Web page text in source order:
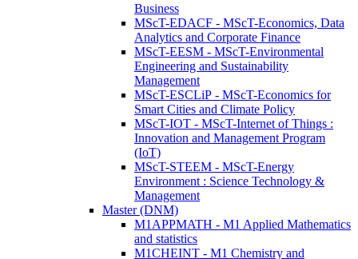
Business
MScT-EDACF - MScT-Economics, Data
Analytics and Corporate Finance
MScT-EESM - MScT-Environmental
Engineering and Sustainability
Management
MScT-ESCLiP - MScT-Economics for
Smart Cities and Climate Policy
MScT-IOT - MScT-Internet of Things :
Innovation and Management Program
(IoT)
MScT-STEEM - MScT-Energy
Environment : Science Technology &
Management
Master (DNM)
M1APPMATH - M1 Applied Mathematics
and statistics
M1CHEINT - M1 Chemistry and